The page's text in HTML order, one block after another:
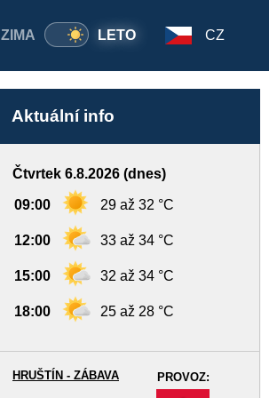
ZIMA LETO CZ
Aktuální info
Čtvrtek 6.8.2026 (dnes)
09:00 29 až 32 °C
12:00 33 až 34 °C
15:00 32 až 34 °C
18:00 25 až 28 °C
PROVOZ:
HRUŠTÍN - ZÁBAVA